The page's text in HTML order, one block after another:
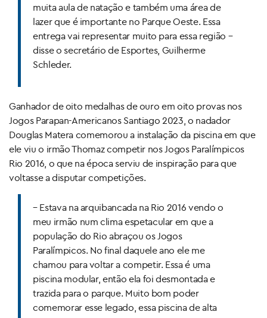
muita aula de natação e também uma área de
lazer que é importante no Parque Oeste. Essa
entrega vai representar muito para essa região –
disse o secretário de Esportes, Guilherme
Schleder.
Ganhador de oito medalhas de ouro em oito provas nos
Jogos Parapan-Americanos Santiago 2023, o nadador
Douglas Matera comemorou a instalação da piscina em que
ele viu o irmão Thomaz competir nos Jogos Paralímpicos
Rio 2016, o que na época serviu de inspiração para que
voltasse a disputar competições.
– Estava na arquibancada na Rio 2016 vendo o
meu irmão num clima espetacular em que a
população do Rio abraçou os Jogos
Paralímpicos. No final daquele ano ele me
chamou para voltar a competir. Essa é uma
piscina modular, então ela foi desmontada e
trazida para o parque. Muito bom poder
comemorar esse legado, essa piscina de alta